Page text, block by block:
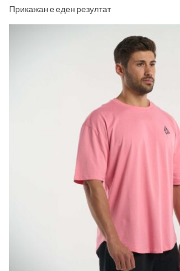
Прикажан е еден резултат